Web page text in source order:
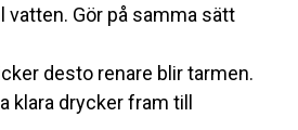
vatten. Gör på samma sätt
desto renare blir tarmen.
klara drycker fram till